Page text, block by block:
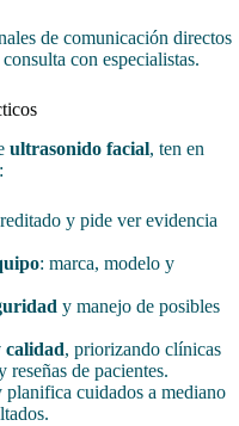
de comunicación directos
con especialistas.
ultrasonido facial, ten en
y pide ver evidencia
: marca, modelo y
y manejo de posibles
calidad, priorizando clínicas
reseñas de pacientes.
planifica cuidados a mediano